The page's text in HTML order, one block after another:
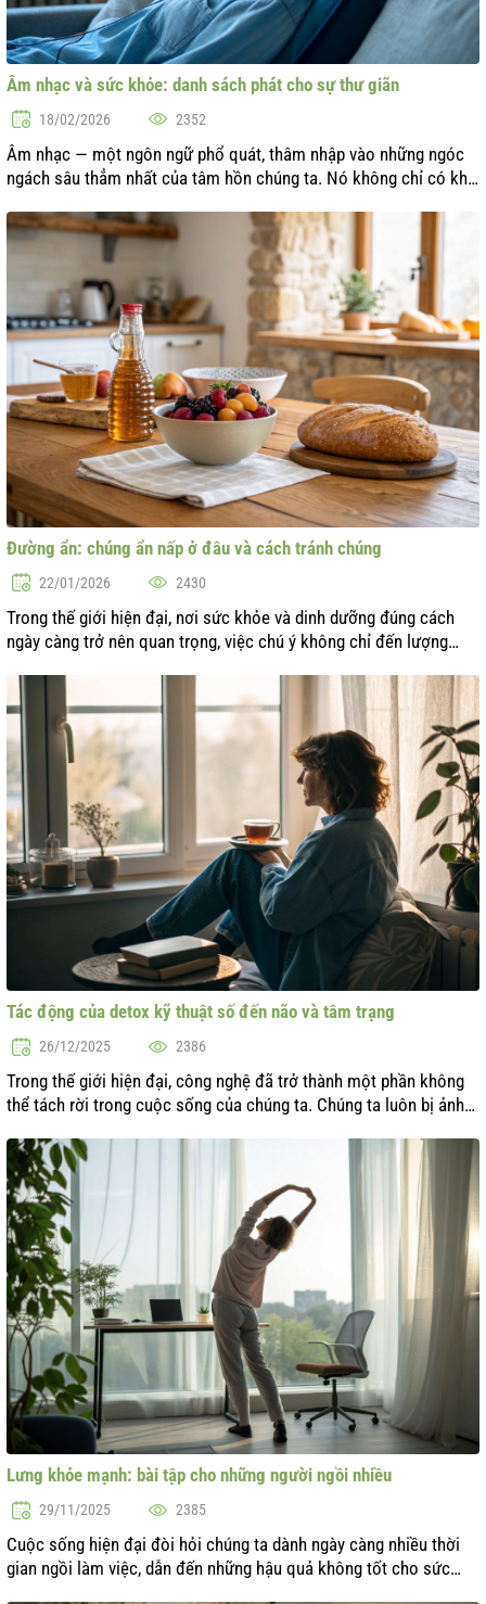
Âm nhạc và sức khỏe: danh sách phát cho sự thư giãn
18/02/2026 2352
Âm nhạc — một ngôn ngữ phổ quát, thâm nhập vào những ngóc
ngách sâu thẳm nhất của tâm hồn chúng ta. Nó không chỉ có khả
xúc tổng thể của chún...
Đường ẩn: chúng ẩn nấp ở đâu và cách tránh chúng
22/01/2026 2430
Trong thế giới hiện đại, nơi sức khỏe và dinh dưỡng đúng cách
ngày càng trở nên quan trọng, việc chú ý không chỉ đến lượng
thiết. Đường ...
Tác động của detox kỹ thuật số đến não và tâm trạng
26/12/2025 2386
Trong thế giới hiện đại, công nghệ đã trở thành một phần không
thể tách rời trong cuộc sống của chúng ta. Chúng ta luôn bị ảnh
cực đế...
Lưng khỏe mạnh: bài tập cho những người ngồi nhiều
29/11/2025 2385
Cuộc sống hiện đại đòi hỏi chúng ta dành ngày càng nhiều thời
gian ngồi làm việc, dẫn đến những hậu quả không tốt cho sức